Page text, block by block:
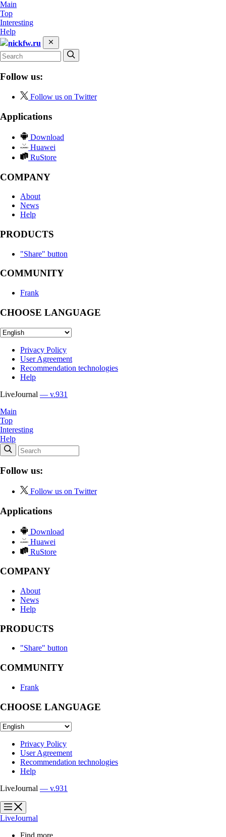
Main
Top
Interesting
Help
nickfw.ru
Follow us:
Follow us on Twitter
Applications
Download
Huawei
RuStore
COMPANY
About
News
Help
PRODUCTS
"Share" button
COMMUNITY
Frank
CHOOSE LANGUAGE
Privacy Policy
User Agreement
Recommendation technologies
Help
LiveJournal — v.931
Main
Top
Interesting
Help
Follow us:
Follow us on Twitter
Applications
Download
Huawei
RuStore
COMPANY
About
News
Help
PRODUCTS
"Share" button
COMMUNITY
Frank
CHOOSE LANGUAGE
Privacy Policy
User Agreement
Recommendation technologies
Help
LiveJournal — v.931
?
?
LiveJournal